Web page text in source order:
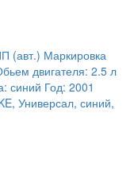
(авт.) Маркировка
двигателя: 2.5 л
синий Год: 2001
Универсал, синий,